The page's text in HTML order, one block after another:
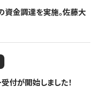
資金調達を実施。佐藤大
付が開始しました！